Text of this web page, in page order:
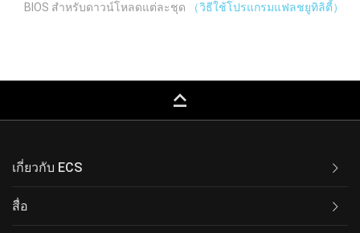
BIOS สำหรับดาวน์โหลดแต่ละชุด
（วิธีใช้โปรแกรมแฟลชยูทิลิตี้）
keyboard_capslock
เกี่ยวกับ ECS
สื่อ